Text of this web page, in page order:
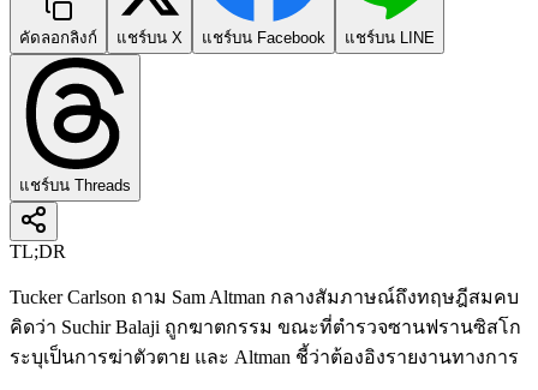
คัดลอกลิงก์ แชร์บน X แชร์บน Facebook แชร์บน LINE
แชร์บน Threads
TL;DR
Tucker Carlson ถาม Sam Altman กลางสัมภาษณ์ถึงทฤษฎีสมคบ
คิดว่า Suchir Balaji ถูกฆาตกรรม ขณะที่ตำรวจซานฟรานซิสโก
ระบุเป็นการฆ่าตัวตาย และ Altman ชี้ว่าต้องอิงรายงานทางการ